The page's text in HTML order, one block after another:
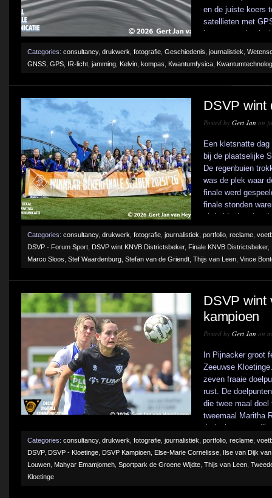
en de juiste koers
satellieten met
Categories: consultancy, drukwerk fotografie Geschiedenis journalistiek
GNSS GPS IR-licht jamming Kelvin kompas Kwantumfysica
DSVP wint
Posted by Gert Jan on
Een kletsnatte
bij de plaatselijke
De regenbuien
was de plek waar
finale werd
finale stonden
uit
Categories: consultancy, drukwerk fotografie journalistiek portfolio reclame
DSVP - Forum Sport DSVP wint KNVB Districtsbeker, Finale KNVB Districtsbeker,
Marco Sloos Stef Waardenburg Stefan van de Griendt Thijs van Leen Vince
DSVP wint
kampioen
Posted by Gert Jan on
In Pijnacker groot
Zeeuwse
zeven fraaie
rust. De
die twee maal
tweemaal Maritha
thuisploeg won
Categories: consultancy, drukwerk fotografie journalistiek portfolio reclame
DSVP, DSVP - Kloetinge DSVP Kampioen Else-Marie Cornelisse Ilse van Dijk
Louwen Mahyar Emamjomeh Sportpark de Groene Wijdte Thijs van Leen
Kloetinge